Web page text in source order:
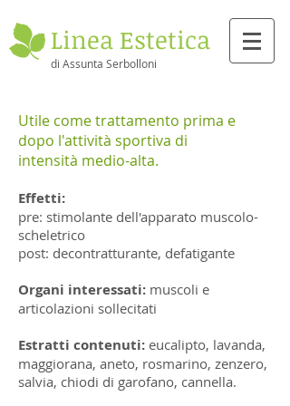
Linea Estetica
di Assunta Serbolloni
Utile come trattamento prima e
dopo l'attività sportiva di
intensità medio-alta.
Effetti:
pre: stimolante dell'apparato muscolo-
scheletrico
post: decontratturante, defatigante
Organi interessati: muscoli e
articolazioni sollecitati
Estratti contenuti: eucalipto, lavanda,
maggiorana, aneto, rosmarino, zenzero,
salvia, chiodi di garofano, cannella.